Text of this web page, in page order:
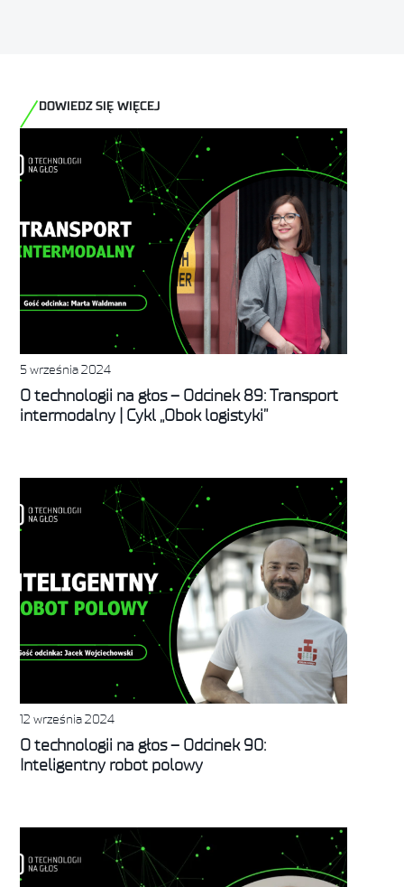
DOWIEDZ SIĘ WIĘCEJ
5 września 2024
O technologii na głos – Odcinek 89: Transport
intermodalny | Cykl „Obok logistyki”
12 września 2024
O technologii na głos – Odcinek 90:
Inteligentny robot polowy